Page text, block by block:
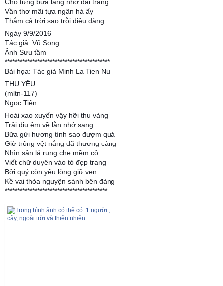
Cho từng bữa lặng nhớ đài trang
Vần thơ mãi tựa ngân hà ấy
Thắm cả trời sao trỗi điệu đàng.
Ngày 9/9/2016
Tác giả: Vũ Song
Ảnh Sưu tầm
******************************************
Bài họa: Tác giả Minh La Tien Nu
THU YÊU
(mltn-117)
Ngọc Tiên
Hoài xao xuyến vậy hỡi thu vàng
Trải dịu êm về lẫn nhớ sang
Bữa gửi hương tình sao đượm quá
Giờ trông vệt nắng đã thương càng
Nhìn sân lá rụng che mềm cỏ
Viết chữ duyên vào tỏ đẹp trang
Bởi quý còn yêu lòng giữ vẹn
Kề vai thỏa nguyện sánh bên đàng
*****************************************